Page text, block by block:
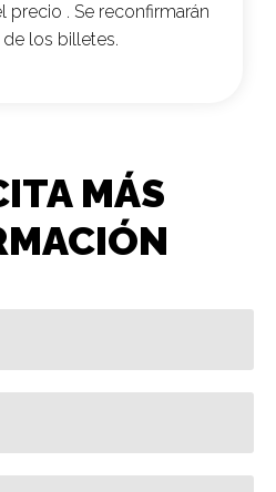
precio . Se reconfirmarán
los billetes.
MÁS